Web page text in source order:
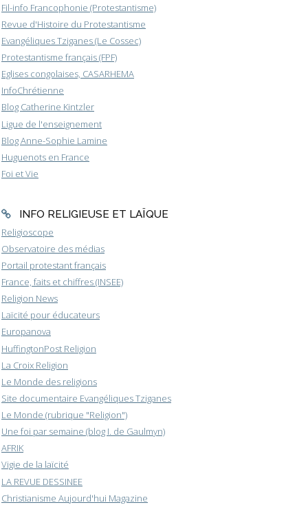
Fil-info Francophonie (Protestantisme)
Revue d'Histoire du Protestantisme
Evangéliques Tziganes (Le Cossec)
Protestantisme français (FPF)
Eglises congolaises, CASARHEMA
InfoChrétienne
Blog Catherine Kintzler
Ligue de l'enseignement
Blog Anne-Sophie Lamine
Huguenots en France
Foi et Vie
INFO RELIGIEUSE ET LAÏQUE
Religioscope
Observatoire des médias
Portail protestant français
France, faits et chiffres (INSEE)
Religion News
Laïcité pour éducateurs
Europanova
HuffingtonPost Religion
La Croix Religion
Le Monde des religions
Site documentaire Evangéliques Tziganes
Le Monde (rubrique "Religion")
Une foi par semaine (blog I. de Gaulmyn)
AFRIK
Vigie de la laïcité
LA REVUE DESSINEE
Christianisme Aujourd'hui Magazine